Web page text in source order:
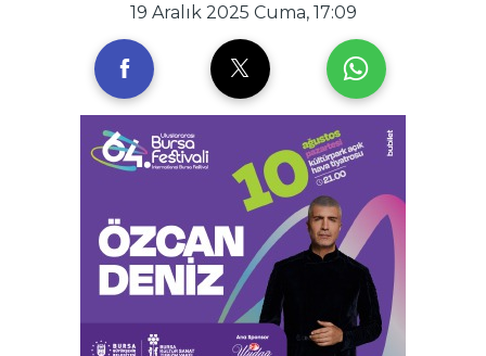
19 Aralık 2025 Cuma, 17:09